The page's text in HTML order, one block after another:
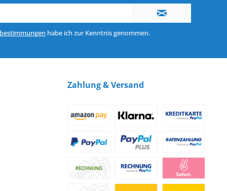
habe ich zur Kenntnis genommen.
Zahlung & Versand